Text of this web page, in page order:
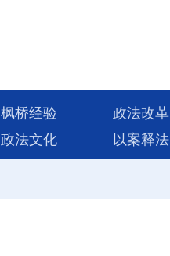
枫桥经验 政法改革
政法文化 以案释法